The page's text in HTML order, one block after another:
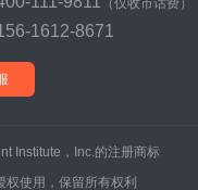
（仅收市话费）
1612-8671
Institute，Inc.的注册商标
使用，保留所有权利